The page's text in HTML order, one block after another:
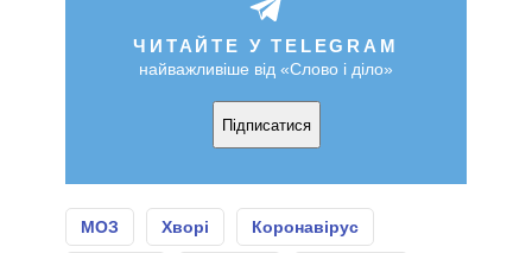
ЧИТАЙТЕ У TELEGRAM
найважливіше від «Слово і діло»
Підписатися
МОЗ Хворі Коронавірус